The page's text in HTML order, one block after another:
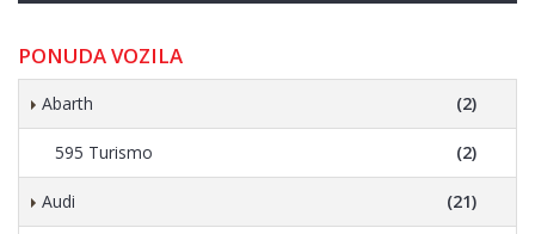
PONUDA VOZILA
Abarth (2)
595 Turismo (2)
Audi (21)